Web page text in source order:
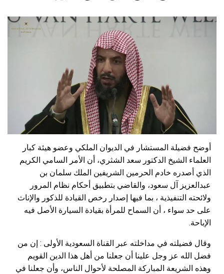
أوضح فضيلة المستشار في الديوان الملكي وعضو هيئة كبار
العلماء الشيخ الدكتور سعد الشثري، أن الأمر السامي الكريم
الذي أصدره خادم الحرمين الشريفين الملك سلمان بن
عبدالعزيز آل سعود، والقاضي بتطبيق أحكام نظام المرور
ولائحته التنفيذية ، بما فيها إصدار رخص القيادة للذكور والإناث
على حد سواء ، أن السماح للمرأة بقيادة السيارة الأصل فيه
الإباحة.
وقال فضيلته في مداخلته عبر القناة السعودية الأولى : إن من
فضل الله عز وجل علينا أن جعلنا من أهل هذا الدين القويم
وهذه الشريعة المباركة المصلحة لأحوال الناس، وأن جعلنا في